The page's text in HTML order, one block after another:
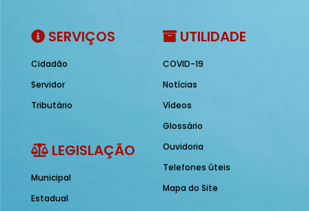
SERVIÇOS
Cidadão
Servidor
Tributário
LEGISLAÇÃO
Municipal
Estadual
UTILIDADE
COVID-19
Notícias
Vídeos
Glossário
Ouvidoria
Telefones úteis
Mapa do Site